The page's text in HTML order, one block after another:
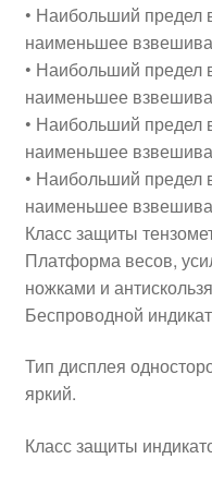
• Наибольший предел
наименьшее
• Наибольший предел
наименьшее
• Наибольший предел
наименьшее
• Наибольший предел
наименьшее
Класс защиты
Платформа весов,
ножками и
Беспроводной
Тип дисплея
яркий.
Класс защиты